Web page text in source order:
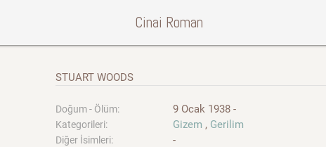
Cinai Roman
STUART WOODS
Doğum - Ölüm: 9 Ocak 1938 -
Kategorileri: Gizem , Gerilim
Diğer İsimleri: -